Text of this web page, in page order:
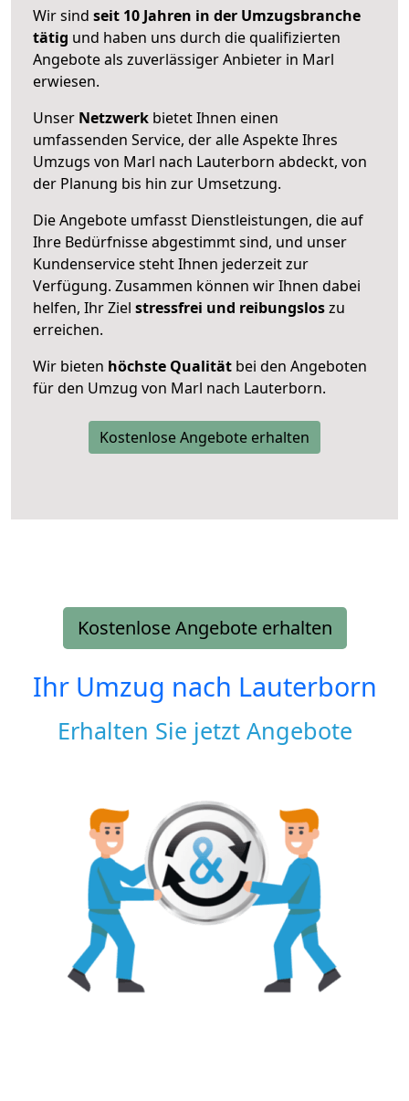
Wir sind seit 10 Jahren in der Umzugsbranche
tätig und haben uns durch die qualifizierten
Angebote als zuverlässiger Anbieter in Marl
erwiesen.
Unser Netzwerk bietet Ihnen einen
umfassenden Service, der alle Aspekte Ihres
Umzugs von Marl nach Lauterborn abdeckt, von
der Planung bis hin zur Umsetzung.
Die Angebote umfasst Dienstleistungen, die auf
Ihre Bedürfnisse abgestimmt sind, und unser
Kundenservice steht Ihnen jederzeit zur
Verfügung. Zusammen können wir Ihnen dabei
helfen, Ihr Ziel stressfrei und reibungsloszu
erreichen.
Wir bieten höchste Qualität bei den Angeboten
für den Umzug von Marl nach Lauterborn.
Kostenlose Angebote erhalten
Kostenlose Angebote erhalten
Ihr Umzug nach Lauterborn
Erhalten Sie jetzt Angebote